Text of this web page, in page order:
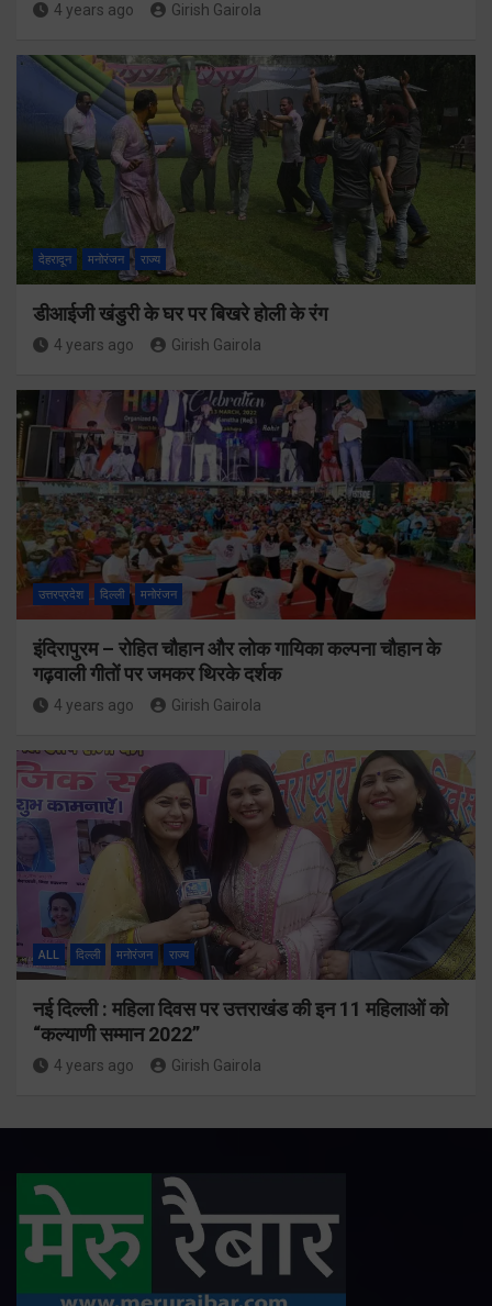
4 years ago Girish Gairola
देहरादून मनोरंजन राज्य
डीआईजी खंडुरी के घर पर बिखरे होली के रंग
4 years ago Girish Gairola
उत्तरप्रदेश दिल्ली मनोरंजन
इंदिरापुरम – रोहित चौहान और लोक गायिका कल्पना चौहान के
गढ़वाली गीतों पर जमकर थिरके दर्शक
4 years ago Girish Gairola
ALL दिल्ली मनोरंजन राज्य
नई दिल्ली : महिला दिवस पर उत्तराखंड की इन 11 महिलाओं को
“कल्याणी सम्मान 2022”
4 years ago Girish Gairola